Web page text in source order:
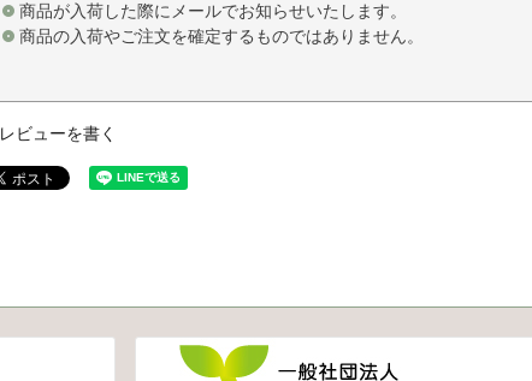
商品が入荷した際にメールでお知らせいたします。
商品の入荷やご注文を確定するものではありません。
レビューを書く